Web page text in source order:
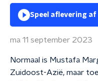
Speel aflevering af
ma 11 september 2023
Normaal is Mustafa
Zuidoost-Azië, maar